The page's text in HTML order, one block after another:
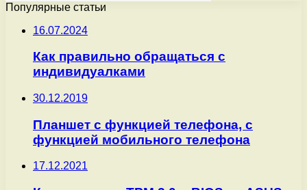
Популярные статьи
16.07.2024
Как правильно обращаться с
индивидуалками
30.12.2019
Планшет с функцией телефона, с
функцией мобильного телефона
17.12.2021